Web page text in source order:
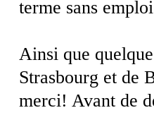
terme sans
Ainsi que
Strasbourg et de
merci! Avant de